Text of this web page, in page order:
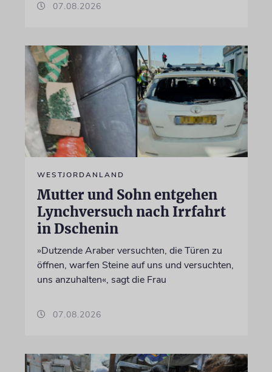
07.08.2026
WESTJORDANLAND
Mutter und Sohn entgehen
Lynchversuch nach Irrfahrt
in Dschenin
»Dutzende Araber versuchten, die Türen zu
öffnen, warfen Steine auf uns und versuchten,
uns anzuhalten«, sagt die Frau
07.08.2026